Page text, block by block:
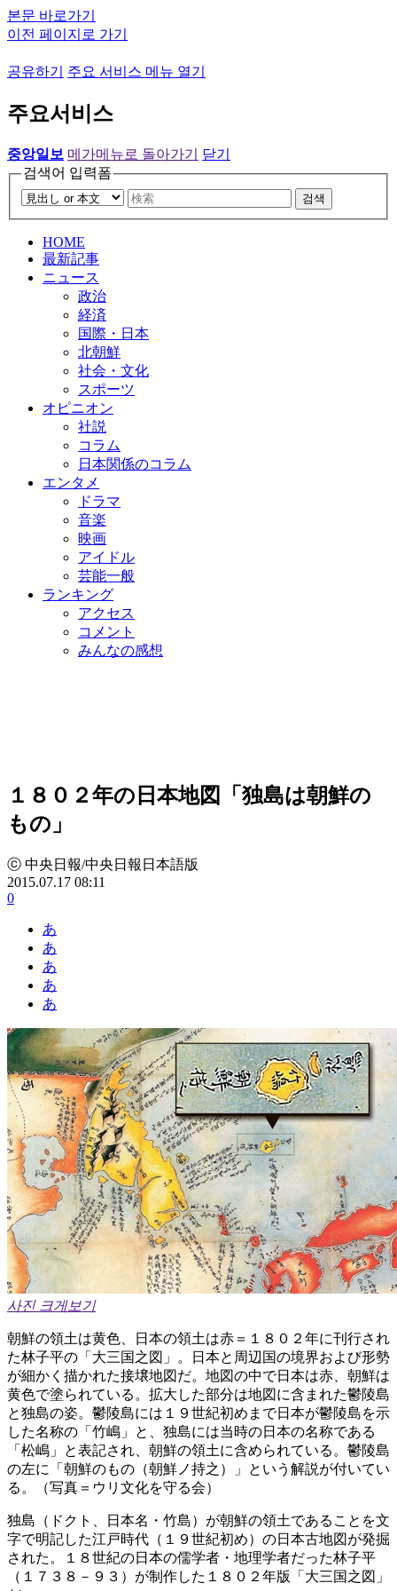
본문 바로가기
이전 페이지로 가기
공유하기 주요 서비스 메뉴 열기
주요서비스
중앙일보 메가메뉴로 돌아가기
닫기
검색어 입력폼
검색
HOME
最新記事
ニュース
政治
経済
国際・日本
北朝鮮
社会・文化
スポーツ
オピニオン
社説
コラム
日本関係のコラム
エンタメ
ドラマ
音楽
映画
アイドル
芸能一般
ランキング
アクセス
コメント
みんなの感想
１８０２年の日本地図「独島は朝鮮の
もの」
ⓒ 中央日報/中央日報日本語版
2015.07.17 08:11
0
あ
あ
あ
あ
あ
사진 크게보기
朝鮮の領土は黄色、日本の領土は赤＝１８０２年に刊行され
た林子平の「大三国之図」。日本と周辺国の境界および形勢
が細かく描かれた接壌地図だ。地図の中で日本は赤、朝鮮は
黄色で塗られている。拡大した部分は地図に含まれた鬱陵島
と独島の姿。鬱陵島には１９世紀初めまで日本が鬱陵島を示
した名称の「竹嶋」と、独島には当時の日本の名称である
「松嶋」と表記され、朝鮮の領土に含められている。鬱陵島
の左に「朝鮮のもの（朝鮮ノ持之）」という解説が付いてい
る。（写真＝ウリ文化を守る会）
独島（ドクト、日本名・竹島）が朝鮮の領土であることを文
字で明記した江戸時代（１９世紀初め）の日本古地図が発掘
された。１８世紀の日本の儒学者・地理学者だった林子平
（１７３８－９３）が制作した１８０２年版「大三国之図」